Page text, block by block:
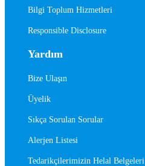
Bilgi Toplum Hizmetleri
Responsible Disclosure
Yardım
Bize Ulaşın
Üyelik
Sıkça Sorulan Sorular
Alerjen Listesi
Tedarikçilerimizin Helal Belgeleri